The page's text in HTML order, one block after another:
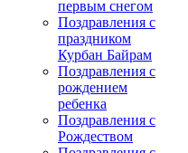
первым снегом
Поздравления с
праздником
Курбан Байрам
Поздравления с
рождением
ребенка
Поздравления с
Рождеством